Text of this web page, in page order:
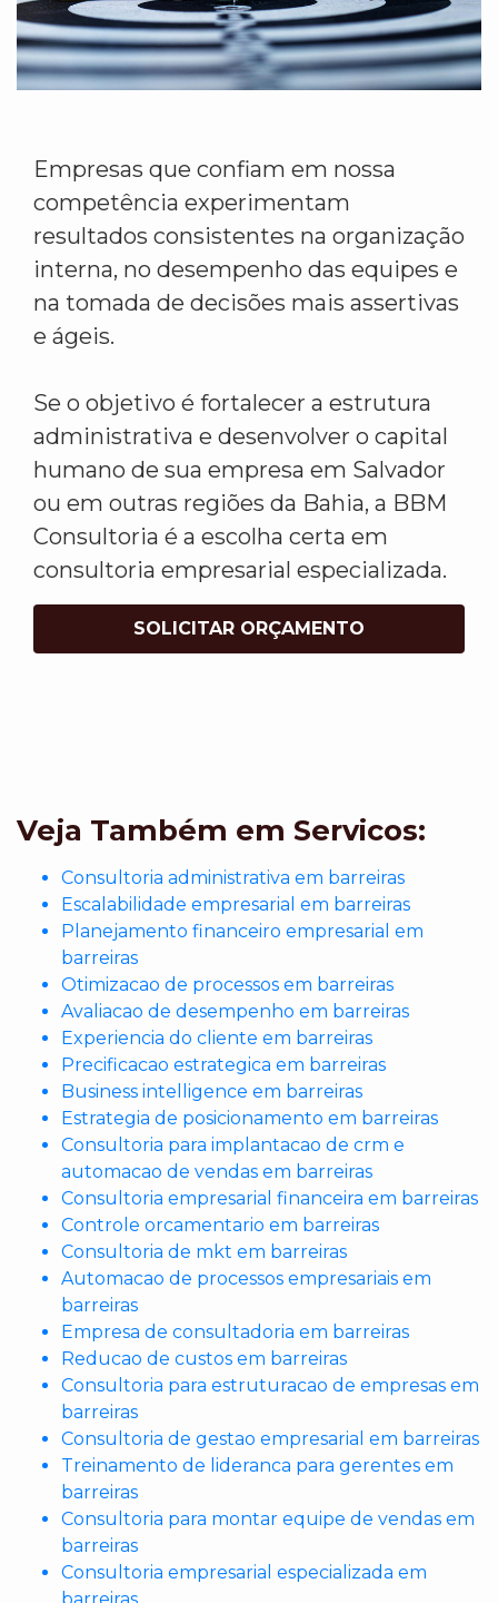
Empresas que confiam em nossa
competência experimentam
resultados consistentes na organização
interna, no desempenho das equipes e
na tomada de decisões mais assertivas
e ágeis.
Se o objetivo é fortalecer a estrutura
administrativa e desenvolver o capital
humano de sua empresa em Salvador
ou em outras regiões da Bahia, a BBM
Consultoria é a escolha certa em
consultoria empresarial especializada.
SOLICITAR ORÇAMENTO
Veja Também em Servicos:
Consultoria administrativa em barreiras
Escalabilidade empresarial em barreiras
Planejamento financeiro empresarial em
barreiras
Otimizacao de processos em barreiras
Avaliacao de desempenho em barreiras
Experiencia do cliente em barreiras
Precificacao estrategica em barreiras
Business intelligence em barreiras
Estrategia de posicionamento em barreiras
Consultoria para implantacao de crm e
automacao de vendas em barreiras
Consultoria empresarial financeira em barreiras
Controle orcamentario em barreiras
Consultoria de mkt em barreiras
Automacao de processos empresariais em
barreiras
Empresa de consultadoria em barreiras
Reducao de custos em barreiras
Consultoria para estruturacao de empresas em
barreiras
Consultoria de gestao empresarial em barreiras
Treinamento de lideranca para gerentes em
barreiras
Consultoria para montar equipe de vendas em
barreiras
Consultoria empresarial especializada em